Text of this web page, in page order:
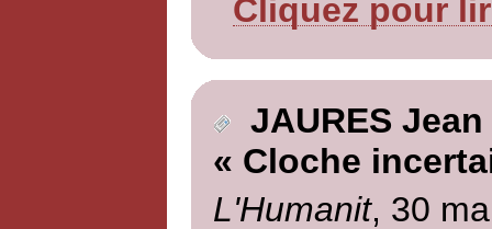
Cliquez pour
JAURES Jean
« Cloche
L'Humanit, 30